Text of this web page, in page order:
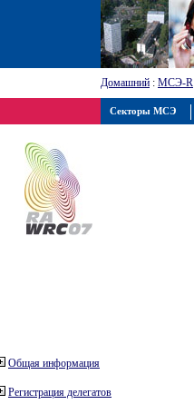
Домашний : МСЭ-R
Общая информация
Регистрация делегатов
Секторы МСЭ